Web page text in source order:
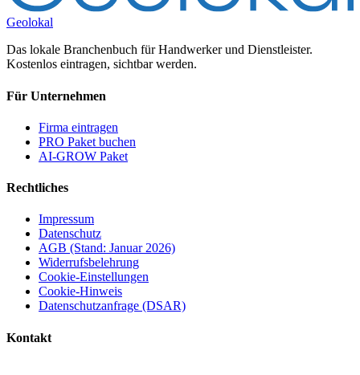
Geolokal
Das lokale Branchenbuch für Handwerker und Dienstleister.
Kostenlos eintragen, sichtbar werden.
Für Unternehmen
Firma eintragen
PRO Paket buchen
AI-GROW Paket
Rechtliches
Impressum
Datenschutz
AGB (Stand: Januar 2026)
Widerrufsbelehrung
Cookie-Einstellungen
Cookie-Hinweis
Datenschutzanfrage (DSAR)
Kontakt